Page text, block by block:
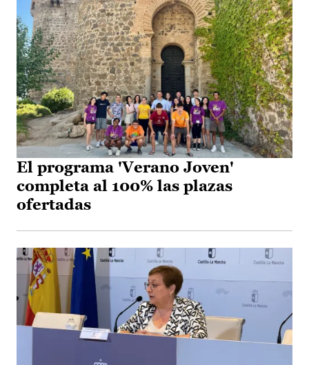
El programa 'Verano Joven'
completa al 100% las plazas
ofertadas